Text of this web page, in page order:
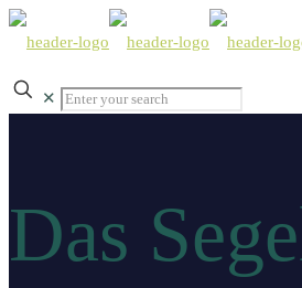
✕
Das